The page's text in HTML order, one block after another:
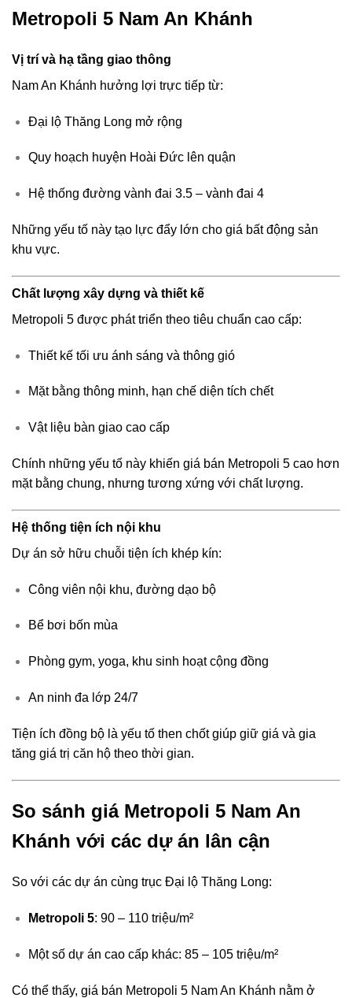
Metropoli 5 Nam An Khánh
Vị trí và hạ tầng giao thông
Nam An Khánh hưởng lợi trực tiếp từ:
Đại lộ Thăng Long mở rộng
Quy hoạch huyện Hoài Đức lên quận
Hệ thống đường vành đai 3.5 – vành đai 4
Những yếu tố này tạo lực đẩy lớn cho giá bất động sản
khu vực.
Chất lượng xây dựng và thiết kế
Metropoli 5 được phát triển theo tiêu chuẩn cao cấp:
Thiết kế tối ưu ánh sáng và thông gió
Mặt bằng thông minh, hạn chế diện tích chết
Vật liệu bàn giao cao cấp
Chính những yếu tố này khiến giá bán Metropoli 5 cao hơn
mặt bằng chung, nhưng tương xứng với chất lượng.
Hệ thống tiện ích nội khu
Dự án sở hữu chuỗi tiện ích khép kín:
Công viên nội khu, đường dạo bộ
Bể bơi bốn mùa
Phòng gym, yoga, khu sinh hoạt cộng đồng
An ninh đa lớp 24/7
Tiện ích đồng bộ là yếu tố then chốt giúp giữ giá và gia
tăng giá trị căn hộ theo thời gian.
So sánh giá Metropoli 5 Nam An
Khánh với các dự án lân cận
So với các dự án cùng trục Đại lộ Thăng Long:
Metropoli 5: 90 – 110 triệu/m²
Một số dự án cao cấp khác: 85 – 105 triệu/m²
Có thể thấy, giá bán Metropoli 5 Nam An Khánh nằm ở